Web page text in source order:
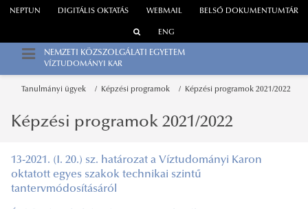
WEBMAIL
NEPTUN DIGITÁLIS OKTATÁS BELSŐ DOKUMENTUMTÁR
ENG
NEMZETI KÖZSZOLGÁLATI EGYETEM
VÍZTUDOMÁNYI KAR
Tanulmányi ügyek Képzési programok Képzési programok 2021/2022
Képzési programok 2021/2022
13-2021. (I. 20.) sz. határozat a Víztudományi Karon
oktatott egyes szakok technikai szintű
tantervmódosításáról